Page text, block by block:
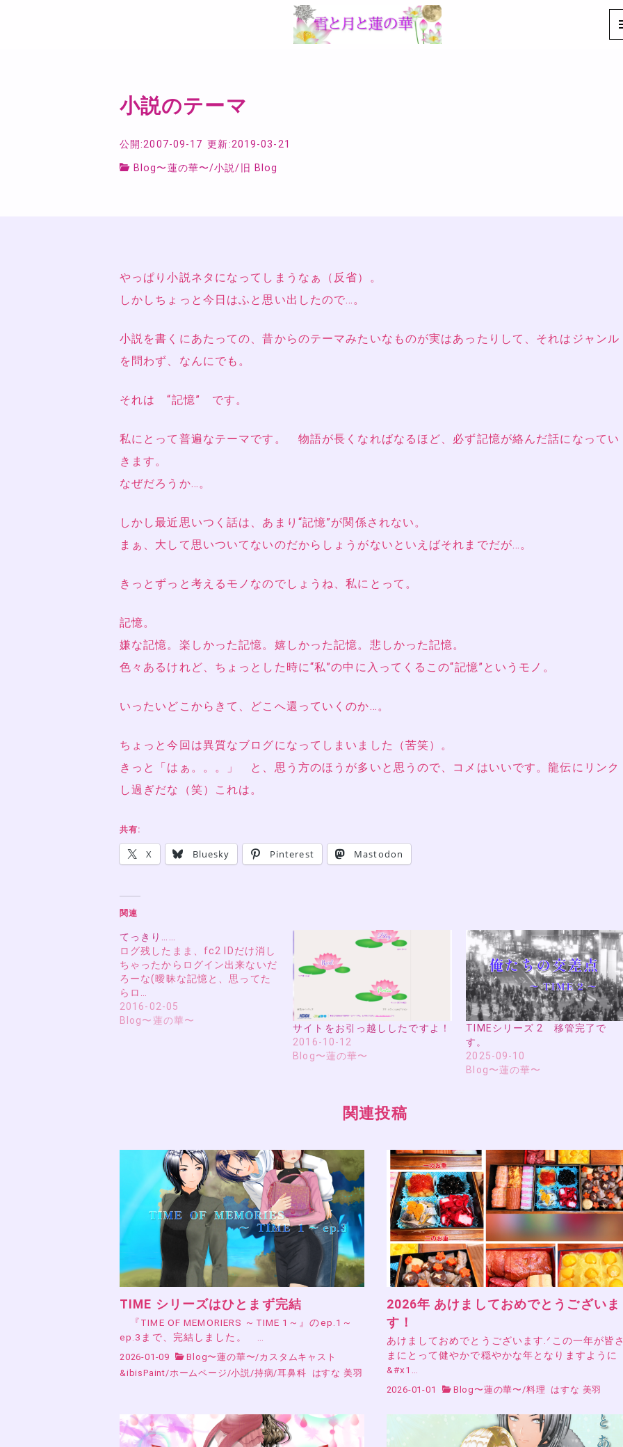
小説のテーマ
公開:2007-09-17 更新:2019-03-21
Blog〜蓮の華〜/小説/ 旧 Blog
やっぱり小説ネタになってしまうなぁ（反省）。
しかしちょっと今日はふと思い出したので…。
小説を書くにあたっての、昔からのテーマみたいなものが実はあったりして、それはジャンル
を問わず、なんにでも。
それは “記憶” です。
私にとって普遍なテーマです。 物語が長くなればなるほど、必ず記憶が絡んだ話になってい
きます。
なぜだろうか…。
しかし最近思いつく話は、あまり“記憶”が関係されない。
まぁ、大して思いついてないのだからしょうがないといえばそれまでだが…。
きっとずっと考えるモノなのでしょうね、私にとって。
記憶。
嫌な記憶。楽しかった記憶。嬉しかった記憶。悲しかった記憶。
色々あるけれど、ちょっとした時に“私”の中に入ってくるこの“記憶”というモノ。
いったいどこからきて、どこへ還っていくのか…。
ちょっと今回は異質なブログになってしまいました（苦笑）。
きっと「はぁ。。。」 と、思う方のほうが多いと思うので、コメはいいです。龍伝にリンク
し過ぎだな（笑）これは。
共有:
X Bluesky Pinterest Mastodon
関連
てっきり……
ログ残したまま、fc2 IDだけ消し
ちゃったからログイン出来ないだ
ろーな(曖昧な記憶と、思ってた
らロ…
2016-02-05
Blog〜蓮の華〜
サイトをお引っ越ししたですよ！
2016-10-12
Blog〜蓮の華〜
TIMEシリーズ 2 移管完了で
す。
2025-09-10
Blog〜蓮の華〜
関連投稿
TIME シリーズはひとまず完結
『TIME OF MEMORIERS ～TIME 1～』のep.1～
ep.3まで、完結しました。 …
2026-01-09 Blog〜蓮の華〜/カスタムキャスト
&ibisPaint/ホームページ/小説/持病/耳鼻科 はすな 美羽
2026年 あけましておめでとうございま
す！
あけましておめでとうございます.ᐟこの一年が皆
まにとって健やかで穏やかな年となりますように
&#x1…
2026-01-01 Blog〜蓮の華〜/料理 はすな 美羽